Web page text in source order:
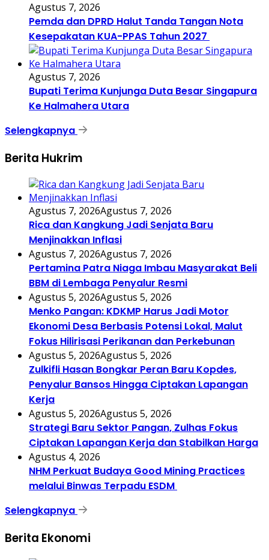
Agustus 7, 2026
Pemda dan DPRD Halut Tanda Tangan Nota
Kesepakatan KUA-PPAS Tahun 2027
Agustus 7, 2026
Bupati Terima Kunjunga Duta Besar Singapura
Ke Halmahera Utara
Selengkapnya
Berita Hukrim
Agustus 7, 2026Agustus 7, 2026
Rica dan Kangkung Jadi Senjata Baru
Menjinakkan Inflasi
Agustus 7, 2026Agustus 7, 2026
Pertamina Patra Niaga Imbau Masyarakat Beli
BBM di Lembaga Penyalur Resmi
Agustus 5, 2026Agustus 5, 2026
Menko Pangan: KDKMP Harus Jadi Motor
Ekonomi Desa Berbasis Potensi Lokal, Malut
Fokus Hilirisasi Perikanan dan Perkebunan
Agustus 5, 2026Agustus 5, 2026
Zulkifli Hasan Bongkar Peran Baru Kopdes,
Penyalur Bansos Hingga Ciptakan Lapangan
Kerja
Agustus 5, 2026Agustus 5, 2026
Strategi Baru Sektor Pangan, Zulhas Fokus
Ciptakan Lapangan Kerja dan Stabilkan Harga
Agustus 4, 2026
NHM Perkuat Budaya Good Mining Practices
melalui Binwas Terpadu ESDM
Selengkapnya
Berita Ekonomi